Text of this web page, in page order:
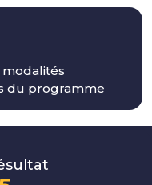
du programme